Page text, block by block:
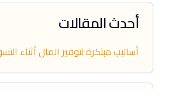
أحدث المقالات
أساليب مبتكرة لتوفير المال أثناء